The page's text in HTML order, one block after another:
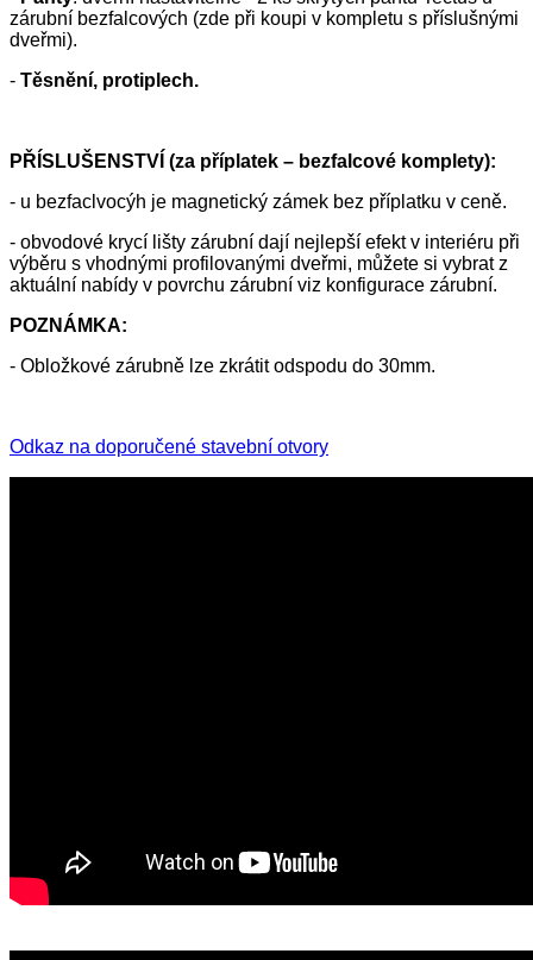
zárubní bezfalcových (zde při koupi v kompletu s příslušnými
dveřmi).
- Těsnění, protiplech.
PŘÍSLUŠENSTVÍ (za příplatek – bezfalcové komplety):
- u bezfaclvocýh je magnetický zámek bez příplatku v ceně.
- obvodové krycí lišty zárubní dají nejlepší efekt v interiéru při
výběru s vhodnými profilovanými dveřmi, můžete si vybrat z
aktuální nabídy v povrchu zárubní viz konfigurace zárubní.
POZNÁMKA:
- Obložkové zárubně lze zkrátit odspodu do 30mm.
Odkaz na doporučené stavební otvory